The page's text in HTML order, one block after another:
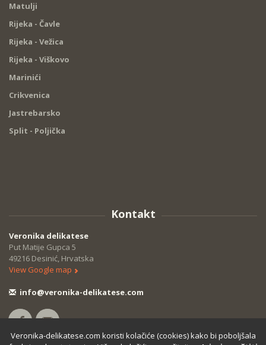
Matulji
Rijeka - Čavle
Rijeka - Vežica
Rijeka - Viškovo
Marinići
Crikvenica
Jastrebarsko
Split - Poljička
Kontakt
Veronika delikatese
Put Matije Gupca 5
49216 Desinić, Hrvatska
View Google map
info@veronika-delikatese.com
Veronika-delikatese.com koristi kolačiće (cookies) kako bi poboljšala